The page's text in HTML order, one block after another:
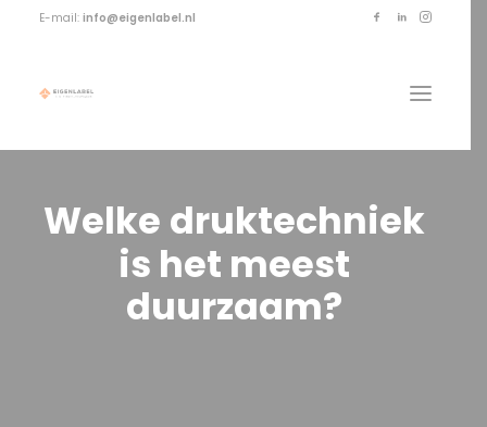
E-mail: info@eigenlabel.nl
Welke druktechniek
is het meest
duurzaam?